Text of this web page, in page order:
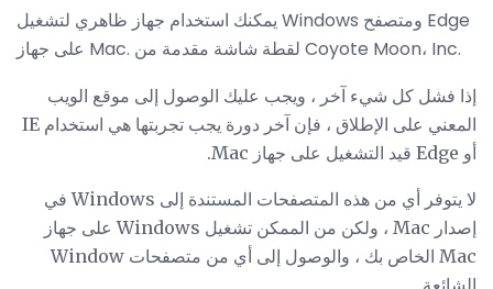
يمكنك استخدام جهاز ظاهري لتشغيل Windows ومتصفح Edge
على جهاز Mac. لقطة شاشة مقدمة من Coyote Moon، Inc.
إذا فشل كل شيء آخر ، ويجب عليك الوصول إلى موقع الويب
المعني على الإطلاق ، فإن آخر دورة يجب تجربتها هي استخدام IE
أو Edge قيد التشغيل على جهاز Mac.
لا يتوفر أي من هذه المتصفحات المستندة إلى Windows في
إصدار Mac ، ولكن من الممكن تشغيل Windows على جهاز
Mac الخاص بك ، والوصول إلى أي من متصفحات Window